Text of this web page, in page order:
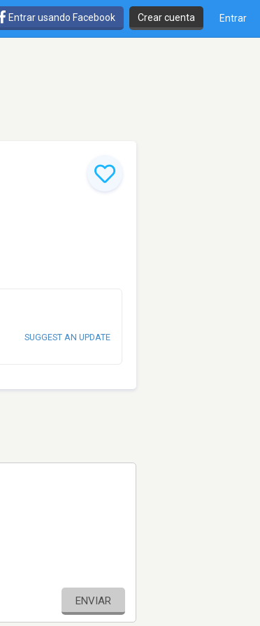
Entrar usando Facebook Crear cuenta Entrar
SUGGEST AN UPDATE
ENVIAR